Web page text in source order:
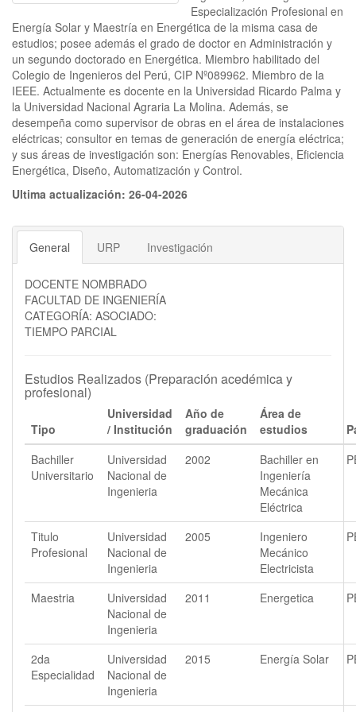
Especialización Profesional en
Energía Solar y Maestría en Energética de la misma casa de
estudios; posee además el grado de doctor en Administración y
un segundo doctorado en Energética. Miembro habilitado del
Colegio de Ingenieros del Perú, CIP Nº089962. Miembro de la
IEEE. Actualmente es docente en la Universidad Ricardo Palma y
la Universidad Nacional Agraria La Molina. Además, se
desempeña como supervisor de obras en el área de instalaciones
eléctricas; consultor en temas de generación de energía eléctrica;
y sus áreas de investigación son: Energías Renovables, Eficiencia
Energética, Diseño, Automatización y Control.
Ultima actualización: 26-04-2026
General URP Investigación
DOCENTE NOMBRADO
FACULTAD DE INGENIERÍA
CATEGORÍA: ASOCIADO:
TIEMPO PARCIAL
Estudios Realizados (Preparación acedémica y
profesional)
Tipo
Universidad
/ Institución
Año de
graduación
Área de
estudios
Bachiller
Universitario
Universidad
Nacional de
Ingenieria
2002
Bachiller en
Ingeniería
Mecánica
Eléctrica
Titulo
Profesional
Universidad
Nacional de
Ingenieria
2005
Ingeniero
Mecánico
Electricista
Maestria
Universidad
Nacional de
Ingenieria
2011 Energetica
2da
Especialidad
Universidad
Nacional de
Ingenieria
2015 Energía Solar